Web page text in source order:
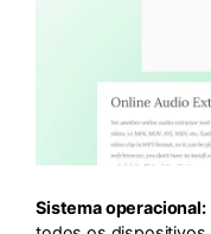
Sistema operacional: